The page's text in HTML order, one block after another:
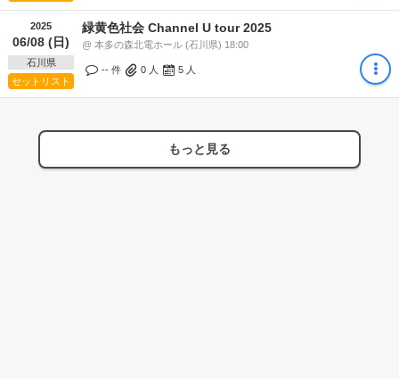
2025
06/08 (日)
石川県
セットリスト
緑黄色社会 Channel U tour 2025
@ 本多の森北電ホール (石川県) 18:00
-- 件 0 人 5 人
もっと見る